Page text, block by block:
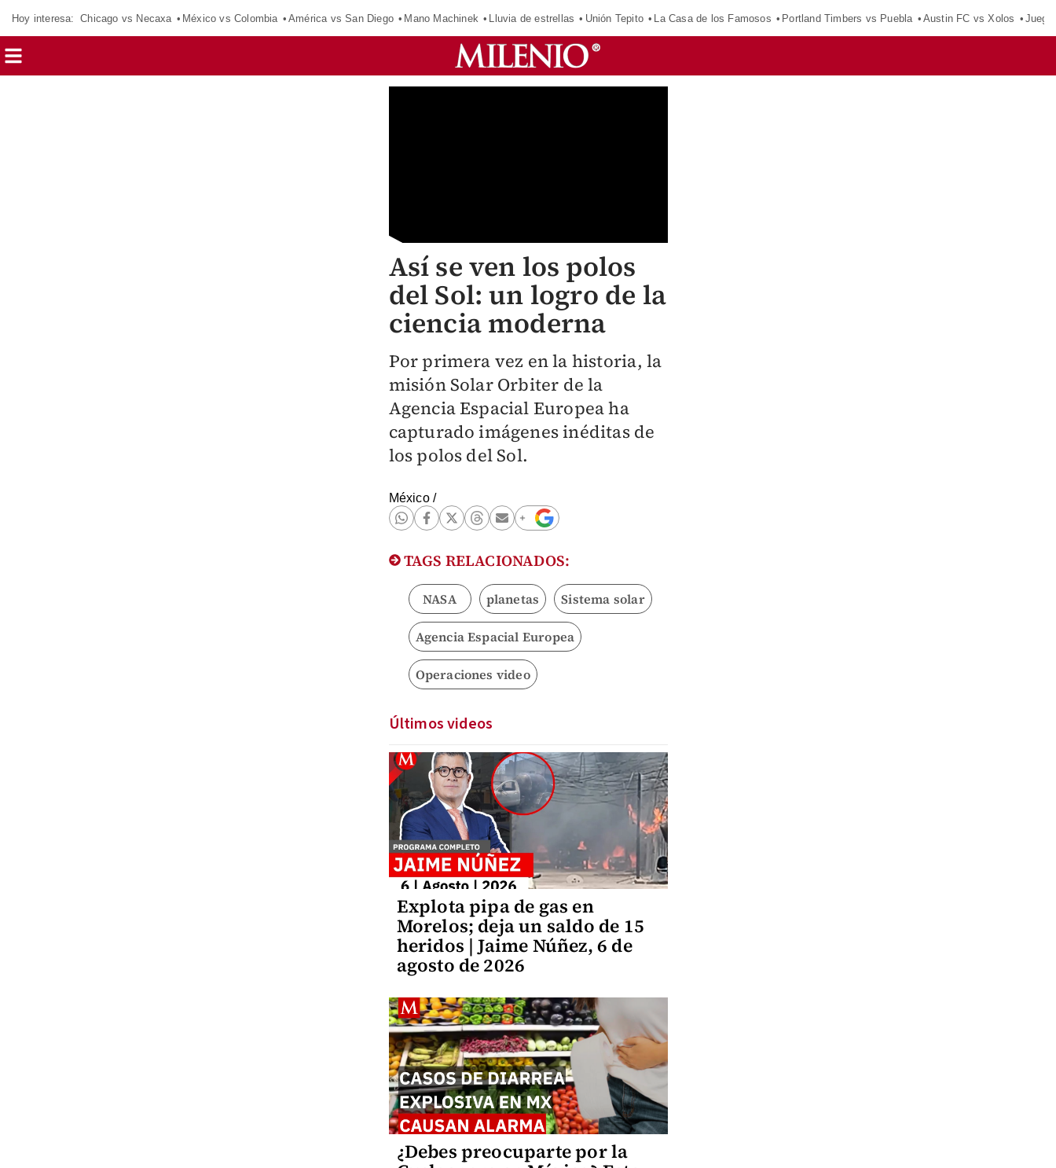
Hoy interesa: Chicago vs Necaxa México vs Colombia América vs San Diego Mano Machinek Lluvia de estrellas Unión Tepito La Casa de los Famosos Portland Timbers vs Puebla Austin FC vs Xolos
Así se ven los polos
del Sol: un logro de la
ciencia moderna
Por primera vez en la historia, la
misión Solar Orbiter de la
Agencia Espacial Europea ha
capturado imágenes inéditas de
los polos del Sol.
México/
TAGS RELACIONADOS:
NASA planetas Sistema solar
Agencia Espacial Europea
Operaciones video
Últimos videos
Explota pipa de gas en
Morelos; deja un saldo de 15
heridos | Jaime Núñez, 6 de
agosto de 2026
¿Debes preocuparte por la